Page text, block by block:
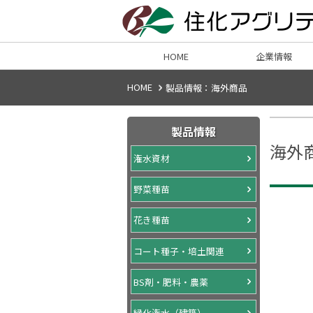
HOME 企業情報
HOME 製品情報：海外商品
製品情報
潅水資材
野菜種苗
花き種苗
コート種子・培土関連
BS剤・肥料・農薬
海外